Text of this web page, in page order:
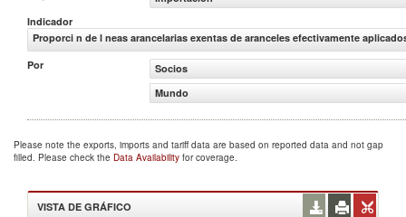
Indicador
Proporci n de l neas arancelarias exentas de aranceles efectivamente
Por
Socios
Mundo
Please note the exports, imports and tariff data are based on reported data and not gap
filled. Please check the Data Availability for coverage.
VISTA DE GRÁFICO